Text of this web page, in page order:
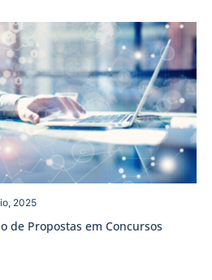
de Propostas em Concursos
2025